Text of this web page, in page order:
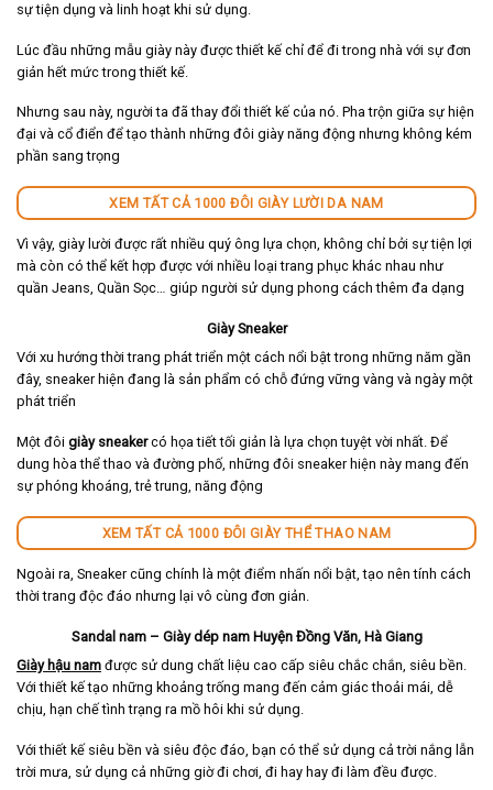
sự tiện dụng và linh hoạt khi sử dụng.
Lúc đầu những mẫu giày này được thiết kế chỉ để đi trong nhà với sự đơn
giản hết mức trong thiết kế.
Nhưng sau này, người ta đã thay đổi thiết kế của nó. Pha trộn giữa sự hiện
đại và cổ điển để tạo thành những đôi giày năng động nhưng không kém
phần sang trọng
XEM TẤT CẢ 1000 ĐÔI GIÀY LƯỜI DA NAM
Vì vậy, giày lười được rất nhiều quý ông lựa chọn, không chỉ bởi sự tiện lợi
mà còn có thể kết hợp được với nhiều loại trang phục khác nhau như
quần Jeans, Quần Sọc… giúp người sử dụng phong cách thêm đa dạng
Giày Sneaker
Với xu hướng thời trang phát triển một cách nổi bật trong những năm gần
đây, sneaker hiện đang là sản phẩm có chỗ đứng vững vàng và ngày một
phát triển
Một đôi giày sneakercó họa tiết tối giản là lựa chọn tuyệt vời nhất. Để
dung hòa thể thao và đường phố, những đôi sneaker hiện này mang đến
sự phóng khoáng, trẻ trung, năng động
XEM TẤT CẢ 1000 ĐÔI GIÀY THỂ THAO NAM
Ngoài ra, Sneaker cũng chính là một điểm nhấn nổi bật, tạo nên tính cách
thời trang độc đáo nhưng lại vô cùng đơn giản.
Sandal nam – Giày dép nam Huyện Đồng Văn, Hà Giang
Giày hậu nam được sử dung chất liệu cao cấp siêu chắc chắn, siêu bền.
Với thiết kế tạo những khoảng trống mang đến cảm giác thoải mái, dễ
chịu, hạn chế tình trạng ra mồ hôi khi sử dụng.
Với thiết kế siêu bền và siêu độc đáo, bạn có thể sử dụng cả trời nắng lẫn
trời mưa, sử dụng cả những giờ đi chơi, đi hay hay đi làm đều được.